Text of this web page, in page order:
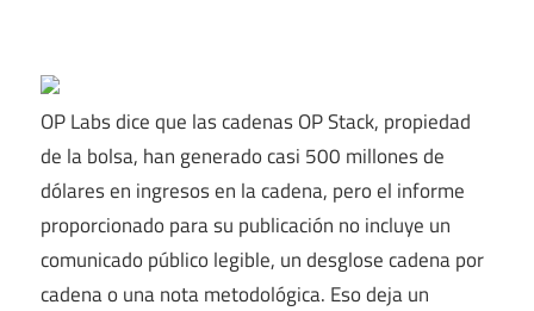
OP Labs dice que las cadenas OP Stack, propiedad
de la bolsa, han generado casi 500 millones de
dólares en ingresos en la cadena, pero el informe
proporcionado para su publicación no incluye un
comunicado público legible, un desglose cadena por
cadena o una nota metodológica. Eso deja un